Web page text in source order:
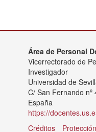
Área de Personal
Vicerrectorado de
Investigador
Universidad de
C/ San Fernando nº
España
https://
Créditos